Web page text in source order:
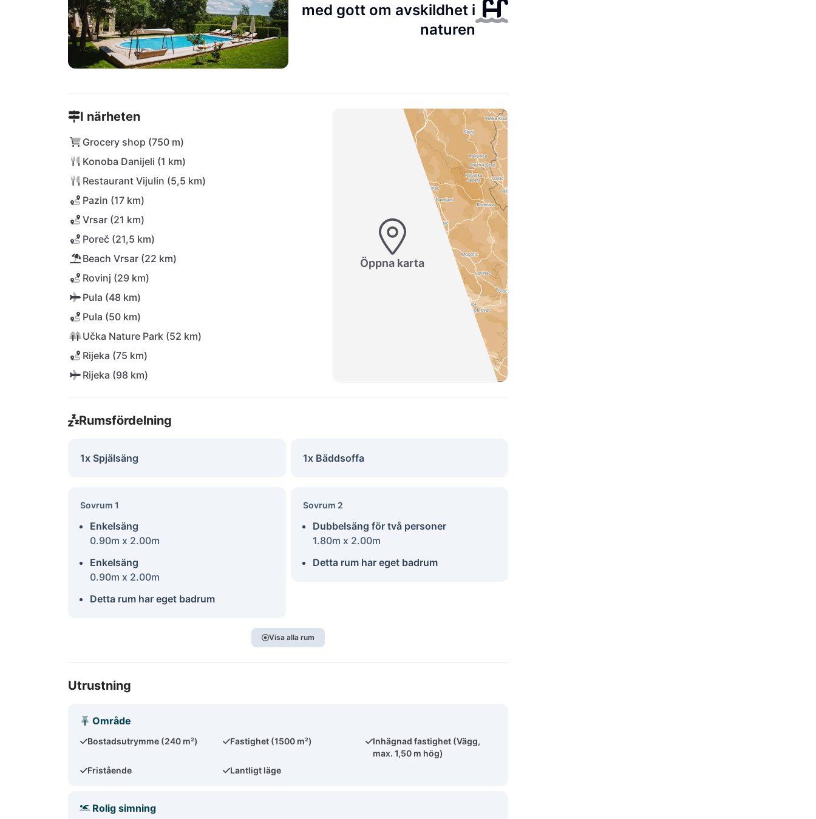
med gott om avskildhet i
naturen
I närheten
Grocery shop (750 m)
Konoba Danijeli (1 km)
Restaurant Vijulin (5,5 km)
Pazin (17 km)
Vrsar (21 km)
Poreč (21,5 km)
Beach Vrsar (22 km)
Rovinj (29 km)
Pula (48 km)
Pula (50 km)
Učka Nature Park (52 km)
Rijeka (75 km)
Rijeka (98 km)
Öppna karta
Rumsfördelning
1x Spjälsäng 1x Bäddsoffa
Sovrum 1
Enkelsäng
0.90m x 2.00m
Enkelsäng
0.90m x 2.00m
Detta rum har eget badrum
Sovrum 2
Dubbelsäng för två personer
1.80m x 2.00m
Detta rum har eget badrum
Visa alla rum
Utrustning
Område
Bostadsutrymme (240 m²) Fastighet (1500 m²)
Inhägnad fastighet (Vägg,
max. 1,50 m hög)
Fristående
Lantligt läge
Rolig simning